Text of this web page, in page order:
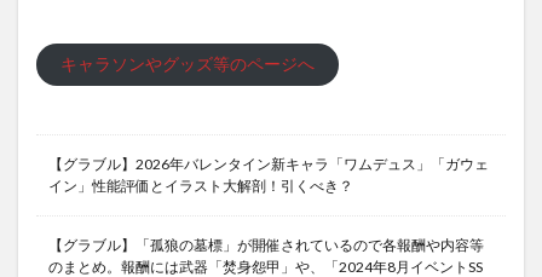
キャラソンやグッズ等のページへ
【グラブル】2026年バレンタイン新キャラ「ワムデュス」「ガウェ
イン」性能評価とイラスト大解剖！引くべき？
【グラブル】「孤狼の墓標」が開催されているので各報酬や内容等
のまとめ。報酬には武器「焚身怨甲」や、「2024年8月イベントSS